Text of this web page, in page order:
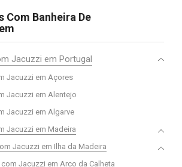
Com Banheira De
Jacuzzi em Portugal
Jacuzzi em Açores
Jacuzzi em Alentejo
Jacuzzi em Algarve
Jacuzzi em Madeira
Jacuzzi em Ilha da Madeira
Jacuzzi em Arco da Calheta